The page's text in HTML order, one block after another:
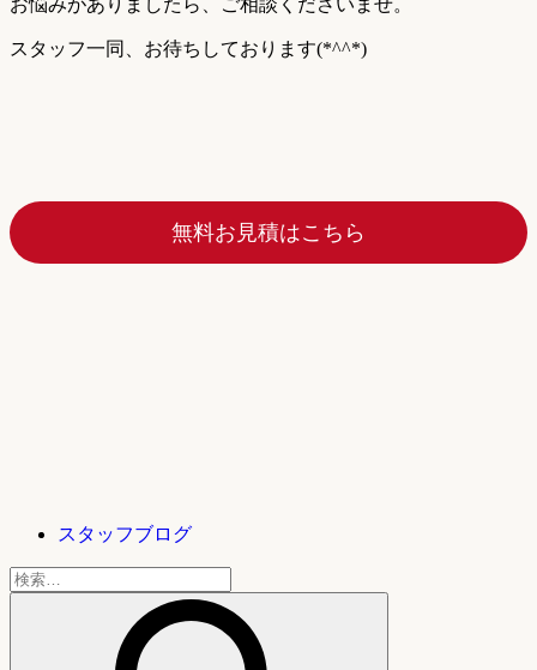
スタッフ一同、お待ちしております(*^^*)
無料お見積はこちら
スタッフブログ
検
索: